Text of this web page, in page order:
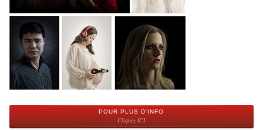
POUR PLUS D'INFO
Cliquez ICI